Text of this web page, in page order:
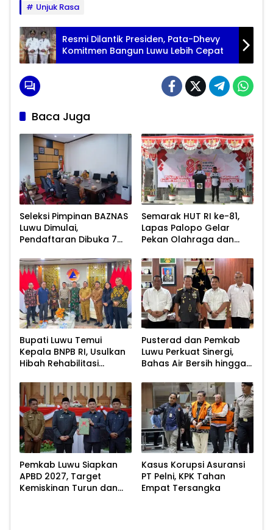
Unjuk Rasa
Resmi Dilantik Presiden, Pata-Dhevy
Komitmen Bangun Luwu Lebih Cepat
Baca Juga
Seleksi Pimpinan BAZNAS
Luwu Dimulai,
Pendaftaran Dibuka 7
Semarak HUT RI ke-81,
Lapas Palopo Gelar
Pekan Olahraga dan
Bupati Luwu Temui
Kepala BNPB RI, Usulkan
Hibah Rehabilitasi
Pusterad dan Pemkab
Luwu Perkuat Sinergi,
Bahas Air Bersih hingga
Pascabencana
Pemkab Luwu Siapkan
APBD 2027, Target
Kemiskinan Turun dan
Kasus Korupsi Asuransi
PT Pelni, KPK Tahan
Empat Tersangka